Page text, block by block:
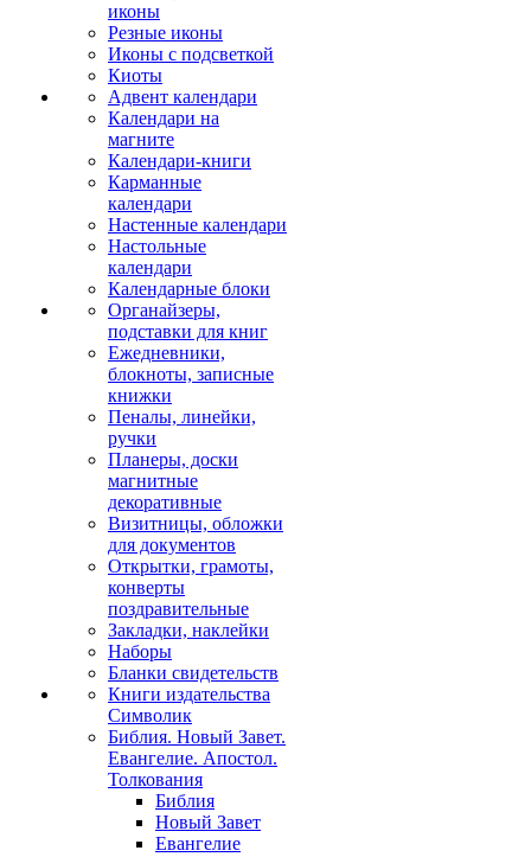
иконы
Резные иконы
Иконы с подсветкой
Киоты
Адвент календари
Календари на
магните
Календари-книги
Карманные
календари
Настенные календари
Настольные
календари
Календарные блоки
Органайзеры,
подставки для книг
Ежедневники,
блокноты, записные
книжки
Пеналы, линейки,
ручки
Планеры, доски
магнитные
декоративные
Визитницы, обложки
для документов
Открытки, грамоты,
конверты
поздравительные
Закладки, наклейки
Наборы
Бланки свидетельств
Книги издательства
Символик
Библия. Новый Завет.
Евангелие. Апостол.
Толкования
Библия
Новый Завет
Евангелие